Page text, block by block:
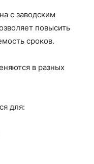
с заводским
повысить
сроков.
в разных
для: